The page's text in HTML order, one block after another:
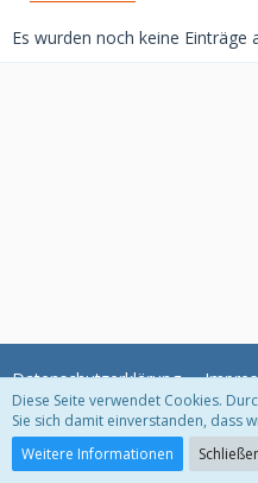
Es wurden noch keine Einträge
Datenschutzerklärung
Community-
Diese Seite verwendet Cookies.
Sie sich damit einverstanden, dass
Weitere Informationen